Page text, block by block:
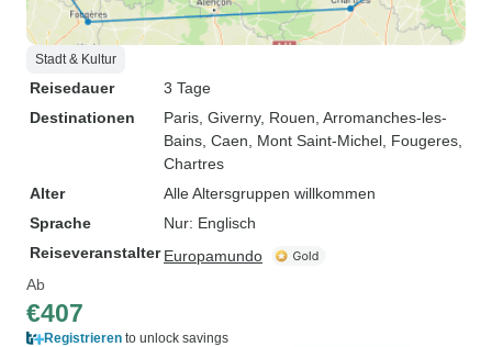
Stadt & Kultur
Reisedauer
3 Tage
Destinationen
Paris , Giverny, Rouen , Arromanches-les-
Bains , Caen , Mont Saint-Michel , Fougeres
Chartres
Alter
Alle Altersgruppen willkommen
Sprache
Nur: Englisch
Reiseveranstalter Europamundo
Ab
€407
Registrieren to unlock savings